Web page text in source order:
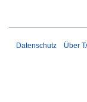
Datenschutz Über